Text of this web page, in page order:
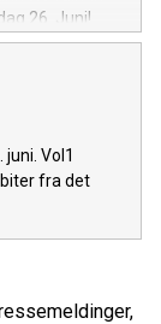
26. Juni!
Vol1
fra det